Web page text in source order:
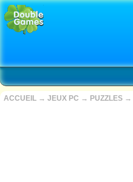
ACCUEIL → JEUX PC → PUZZLES →